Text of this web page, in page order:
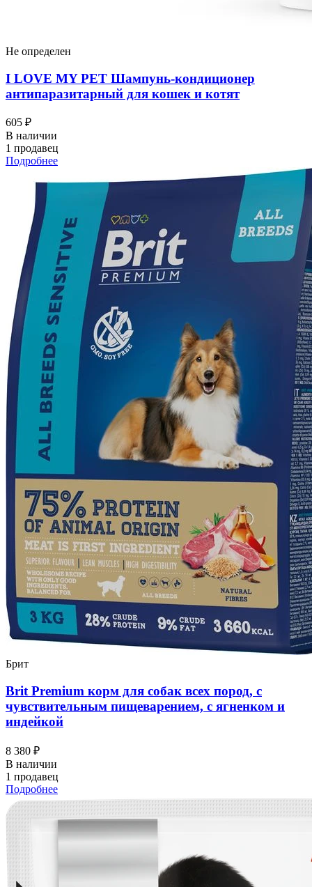
Не определен
I LOVЕ MY PET Шампунь-кондиционер
антипаразитарный для кошек и котят
605 ₽
В наличии
1 продавец
Подробнее
Брит
Brit Premium корм для собак всех пород, с
чувствительным пищеварением, с ягненком и
индейкой
8 380 ₽
В наличии
1 продавец
Подробнее